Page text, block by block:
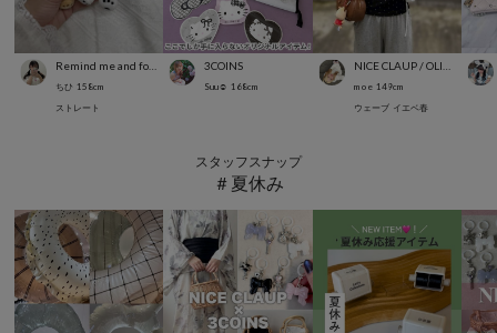
ちひ 158cm
ストレート
3COINS
Suu☺︎ 168cm m o e 149cm
ウェーブ イエベ春
スタッフスナップ
＃夏休み